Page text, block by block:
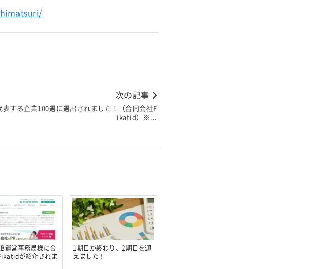
次の記事
表する企業100選に選出されました！（合同会社F
ikatid）※...
運営事務局様に合
が紹介されま
1期目が終わり、2期目を迎
えました！